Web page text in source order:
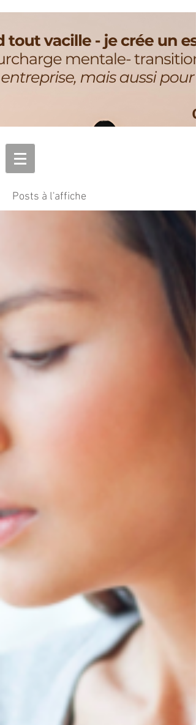
Posts à l'affiche